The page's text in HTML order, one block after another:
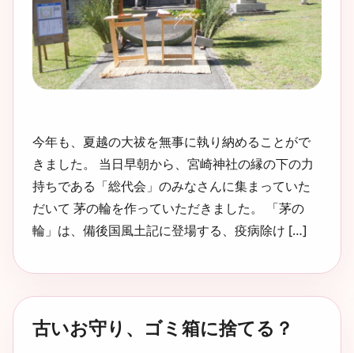
今年も、夏越の大祓を無事に執り納めることがで
きました。 当日早朝から、宮崎神社の縁の下の力
持ちである「総代会」のみなさんに集まっていた
だいて 茅の輪を作っていただきました。 「茅の
輪」は、備後国風土記に登場する、疫病除け […]
古いお守り、ゴミ箱に捨てる？